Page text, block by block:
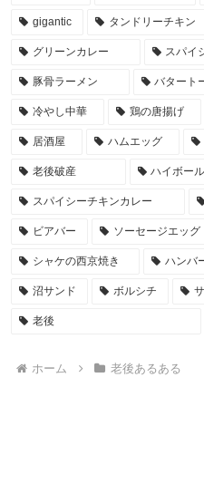
gigantic タンドリーチキン
グリーンカレー スパイ
豚骨ラーメン バタート
冷やし中華 鶏の唐揚げ
居酒屋 ハムエッグ
老後破産 ハイボール
スパイシーチキンカレー
ビアバー ソーセージエッグ
シャケの西京焼き ハンバ
沼サンド ボルシチ
老後
ホーム 老後あるある